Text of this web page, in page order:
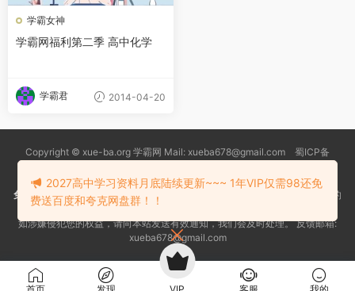
学霸女神
学霸网福利第二季 高中化学
学霸君 2014-04-20
Copyright © xue-ba.org 学霸网 Mail: xueba678@gmail.com 蜀ICP备
常见问题
更新日志 忘记密码本站推荐浏览器：Edge浏览器
免责声明：本站资源均搜索自互联网和网友分享,仅供大家学习交流,不对资料的
真实性和安全性负责！
如涉嫌侵犯您的权益，请向本站发送有效通知，我们会及时处理。 反馈邮箱:
xueba678@gmail.com
2027高中学习资料月底陆续更新~~~ 1年VIP仅需98还免
费送百度和夸克网盘群！！